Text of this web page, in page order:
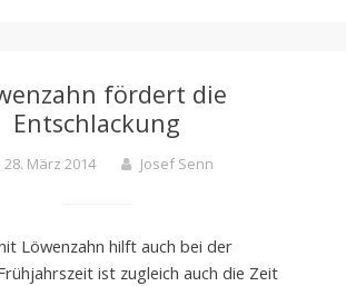
fördert die
Entschlackung
28. März 2014 Josef Senn
Löwenzahn hilft auch bei der
ist zugleich auch die Zeit